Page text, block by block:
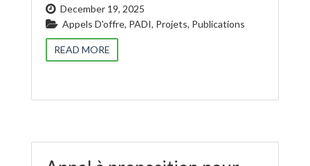
December 19, 2025
Appels D'offre, PADI, Projets, Publications
READ MORE